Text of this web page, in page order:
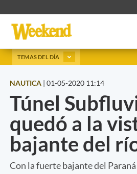
TEMAS DEL DÍA
NAUTICA | 01-05-2020 11:14
Túnel
quedó a la
bajante del
Con la fuerte bajante del